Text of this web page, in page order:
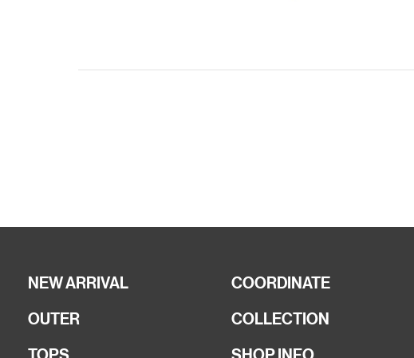
NEW ARRIVAL
OUTER
COORDINATE
COLLECTION